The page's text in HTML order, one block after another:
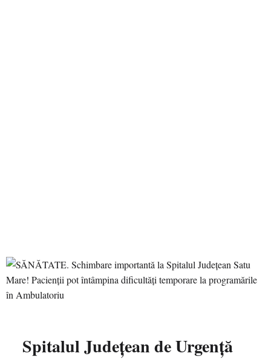
Spitalul Județean de Urgență